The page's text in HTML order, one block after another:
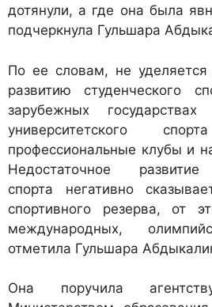
дотянули, а где она была
подчеркнула Гульшара
По ее словам, не
развитию студенческого
зарубежных
университетского
профессиональные клубы и
Недостаточное развитие
спорта негативно
спортивного резерва, от
международных,
отметила Гульшара
Она поручила